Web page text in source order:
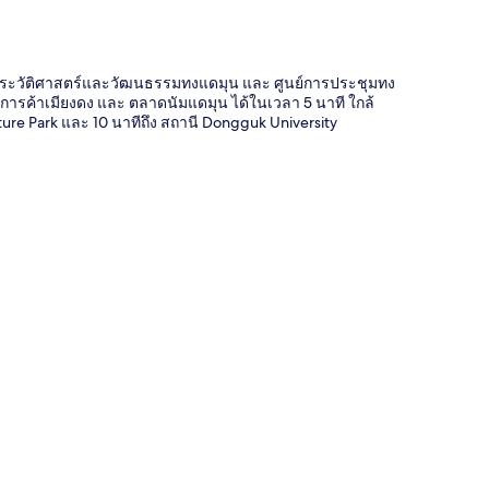
ระวัติศาสตร์และวัฒนธรรมทงแดมุน และ ศูนย์การประชุมทง
รค้าเมียงดง และ ตลาดนัมแดมุน ได้ในเวลา 5 นาที ใกล้
Park และ 10 นาทีถึง สถานี Dongguk University